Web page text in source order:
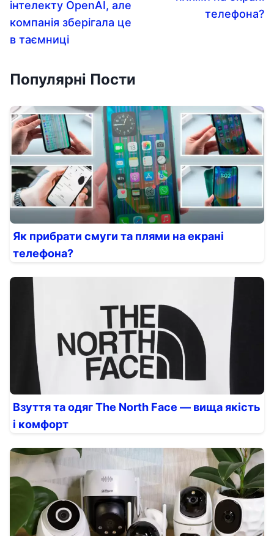
інтелекту OpenAI, але
компанія зберігала це
в таємниці
телефона?
Популярні Пости
Як прибрати смуги та плями на екрані
телефона?
Взуття та одяг The North Face — вища якість
і комфорт